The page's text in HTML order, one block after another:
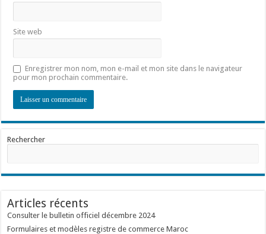
Site web
Enregistrer mon nom, mon e-mail et mon site dans le navigateur
pour mon prochain commentaire.
Rechercher
Articles récents
Consulter le bulletin officiel décembre 2024
Formulaires et modèles registre de commerce Maroc